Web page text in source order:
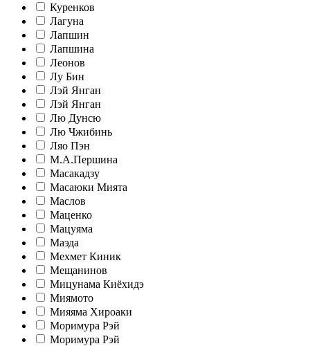
Куренков
Лагуна
Лапшин
Лапшина
Леонов
Лу Бин
Лэй Янган
Лэй Янган
Лю Дунсю
Лю Чжибинь
Ляо Пэн
М.А.Першина
Масакадзу
Масаюки Мията
Маслов
Маценко
Мацуяма
Маэда
Мехмет Киник
Мещанинов
Мицунама Киёхидэ
Миямото
Мияяма Хироаки
Моримура Рэй
Моримура Рэй